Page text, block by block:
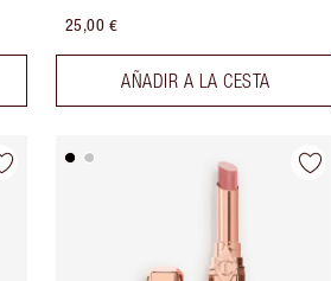
25,00 €
AÑADIR A LA CESTA